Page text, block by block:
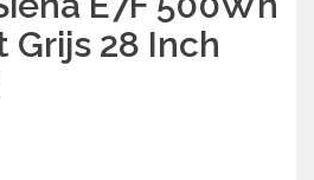
Grijs 28 Inch